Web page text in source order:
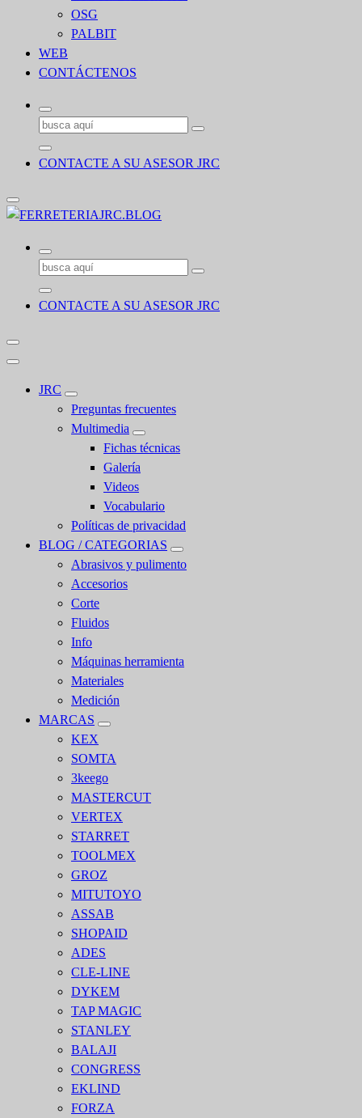
OSG
PALBIT
WEB
CONTÁCTENOS
Buscar:
CONTACTE A SU ASESOR JRC
Buscar:
CONTACTE A SU ASESOR JRC
JRC
Preguntas frecuentes
Multimedia
Fichas técnicas
Galería
Videos
Vocabulario
Políticas de privacidad
BLOG / CATEGORIAS
Abrasivos y pulimento
Accesorios
Corte
Fluidos
Info
Máquinas herramienta
Materiales
Medición
MARCAS
KEX
SOMTA
3keego
MASTERCUT
VERTEX
STARRET
TOOLMEX
GROZ
MITUTOYO
ASSAB
SHOPAID
ADES
CLE-LINE
DYKEM
TAP MAGIC
STANLEY
BALAJI
CONGRESS
EKLIND
FORZA